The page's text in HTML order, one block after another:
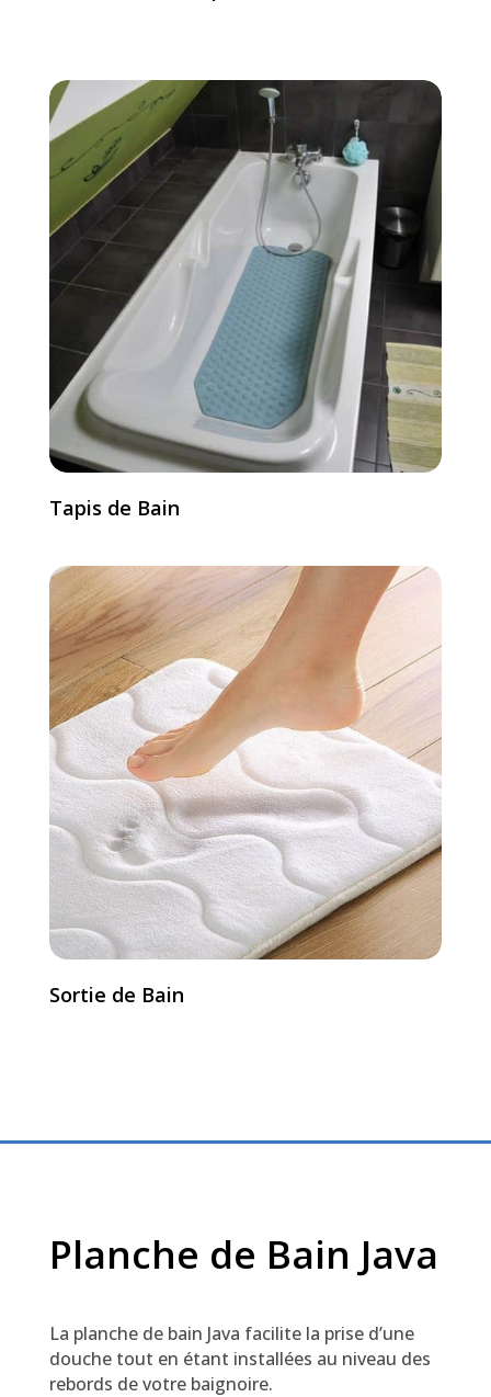
Tapis de Bain
Sortie de Bain
Planche de Bain Java
La planche de bain Java facilite la prise d’une
douche tout en étant installées au niveau des
rebords de votre baignoire.